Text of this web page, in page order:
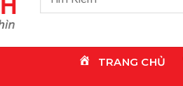
TRANG CHỦ